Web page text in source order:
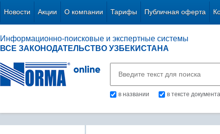
Новости Акции О компании Тарифы Публичная оферта
Информационно-поисковые и экспертные системы
ВСЕ ЗАКОНОДАТЕЛЬСТВО УЗБЕКИСТАНА
в названии в тексте документа